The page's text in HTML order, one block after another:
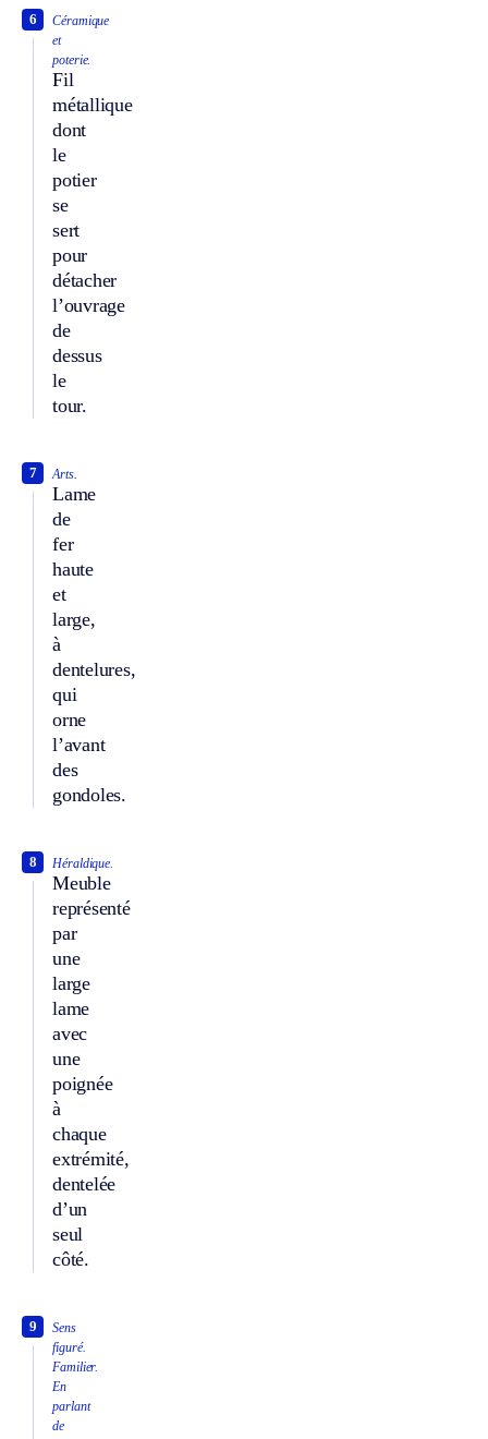
Céramique
et
poterie.
Fil
métallique
dont
le
potier
se
sert
pour
détacher
l’ouvrage
de
dessus
le
tour.
6
Arts.
Lame
de
fer
haute
et
large,
à
dentelures,
qui
orne
l’avant
des
gondoles.
7
Héraldique.
Meuble
représenté
par
une
large
lame
avec
une
poignée
à
chaque
extrémité,
dentelée
d’un
seul
côté.
8
Sens
figuré.
Familier.
En
parlant
de
9